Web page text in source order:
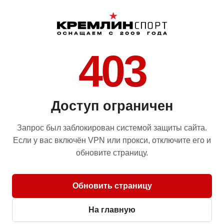
403
Доступ ограничен
Запрос был заблокирован системой защиты сайта.
Если у вас включён VPN или прокси, отключите его и
обновите страницу.
Обновить страницу
На главную